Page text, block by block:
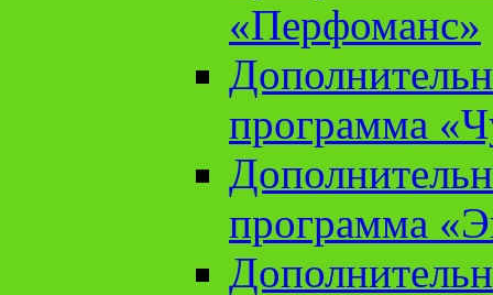
«Перфоманс»
программа
программа